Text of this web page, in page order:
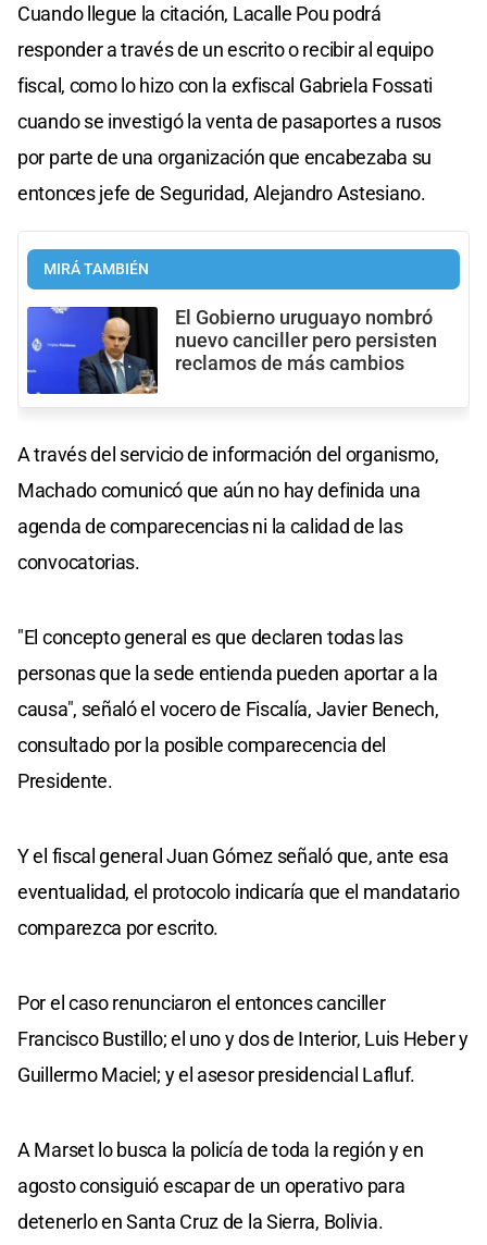
Cuando llegue la citación, Lacalle Pou podrá
responder a través de un escrito o recibir al equipo
fiscal, como lo hizo con la exfiscal Gabriela Fossati
cuando se investigó la venta de pasaportes a rusos
por parte de una organización que encabezaba su
entonces jefe de Seguridad, Alejandro Astesiano.
MIRÁ TAMBIÉN
El Gobierno uruguayo nombró
nuevo canciller pero persisten
reclamos de más cambios
A través del servicio de información del organismo,
Machado comunicó que aún no hay definida una
agenda de comparecencias ni la calidad de las
convocatorias.
"El concepto general es que declaren todas las
personas que la sede entienda pueden aportar a la
causa", señaló el vocero de Fiscalía, Javier Benech,
consultado por la posible comparecencia del
Presidente.
Y el fiscal general Juan Gómez señaló que, ante esa
eventualidad, el protocolo indicaría que el mandatario
comparezca por escrito.
Por el caso renunciaron el entonces canciller
Francisco Bustillo; el uno y dos de Interior, Luis Heber y
Guillermo Maciel; y el asesor presidencial Lafluf.
A Marset lo busca la policía de toda la región y en
agosto consiguió escapar de un operativo para
detenerlo en Santa Cruz de la Sierra, Bolivia.